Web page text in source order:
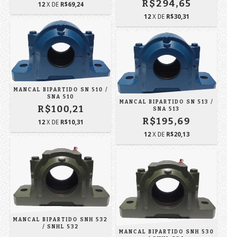
12 X DE R$69,24 R$294,65
12 X DE R$30,31
MANCAL BIPARTIDO SN 510 /
SNA 510
R$100,21
12 X DE R$10,31
MANCAL BIPARTIDO SN 513 /
SNA 513
R$195,69
12 X DE R$20,13
MANCAL BIPARTIDO SNH 532
/ SNHL 532
MANCAL BIPARTIDO SNH 530